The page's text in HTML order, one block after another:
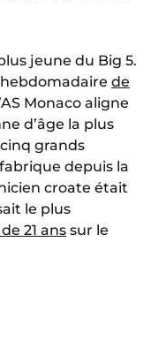
jeune du Big 5.
de
Monaco aligne
d’âge la plus
grands
depuis la
croate était
le plus
21 ans sur le